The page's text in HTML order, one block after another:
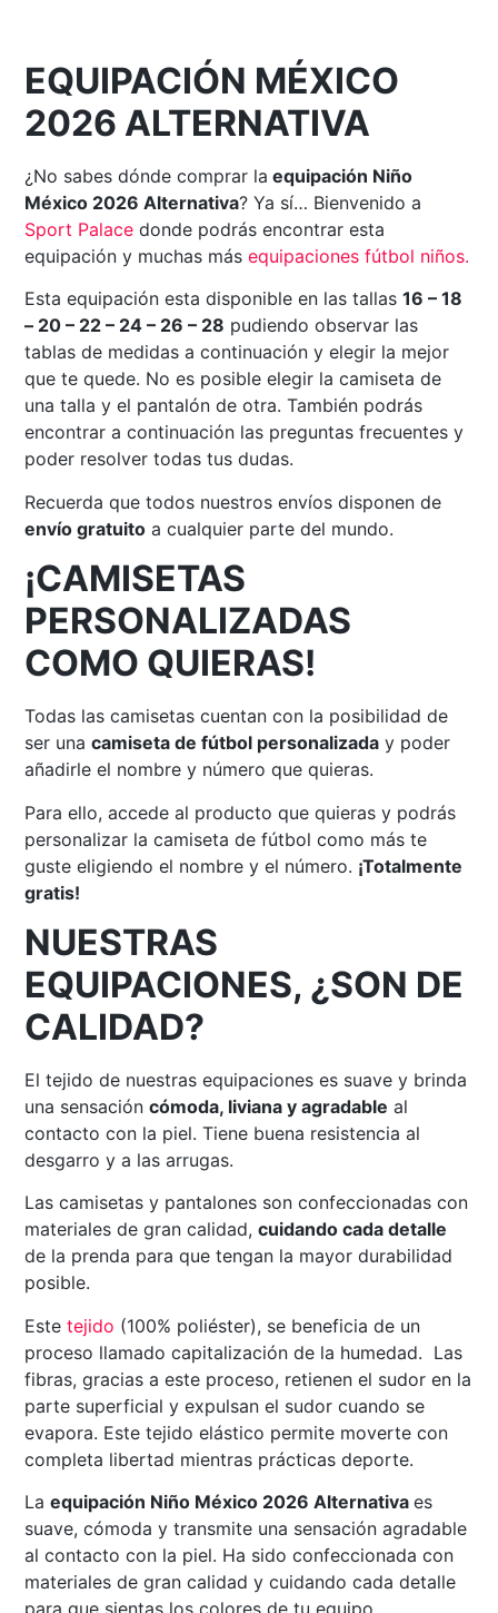
EQUIPACIÓN MÉXICO
2026 ALTERNATIVA
¿No sabes dónde comprar la equipación Niño
México 2026 Alternativa? Ya sí… Bienvenido a
Sport Palace donde podrás encontrar esta
equipación y muchas másequipaciones fútbol niños.
Esta equipación esta disponible en las tallas16 – 18
– 20 – 22 – 24 – 26 – 28 pudiendo observar las
tablas de medidas a continuación y elegir la mejor
que te quede. No es posible elegir la camiseta de
una talla y el pantalón de otra. También podrás
encontrar a continuación las preguntas frecuentes y
poder resolver todas tus dudas.
Recuerda que todos nuestros envíos disponen de
envío gratuito a cualquier parte del mundo.
¡CAMISETAS
PERSONALIZADAS
COMO QUIERAS!
Todas las camisetas cuentan con la posibilidad de
ser unacamiseta de fútbol personalizada y poder
añadirle el nombre y número que quieras.
Para ello, accede al producto que quieras y podrás
personalizar la camiseta de fútbol como más te
guste eligiendo el nombre y el número. ¡Totalmente
gratis!
NUESTRAS
EQUIPACIONES, ¿SON DE
CALIDAD?
El tejido de nuestras equipaciones es suave y brinda
una sensacióncómoda, liviana y agradable al
contacto con la piel. Tiene buena resistencia al
desgarro y a las arrugas.
Las camisetas y pantalones son confeccionadas con
materiales de gran calidad,cuidando cada detalle
de la prenda para que tengan la mayor durabilidad
posible.
Estetejido (100% poliéster), se beneficia de un
proceso llamado capitalización de la humedad. Las
fibras, gracias a este proceso, retienen el sudor en la
parte superficial y expulsan el sudor cuando se
evapora. Este tejido elástico permite moverte con
completa libertad mientras prácticas deporte.
Laequipación Niño México 2026 Alternativa es
suave, cómoda y transmite una sensación agradable
al contacto con la piel. Ha sido confeccionada con
materiales de gran calidad y cuidando cada detalle